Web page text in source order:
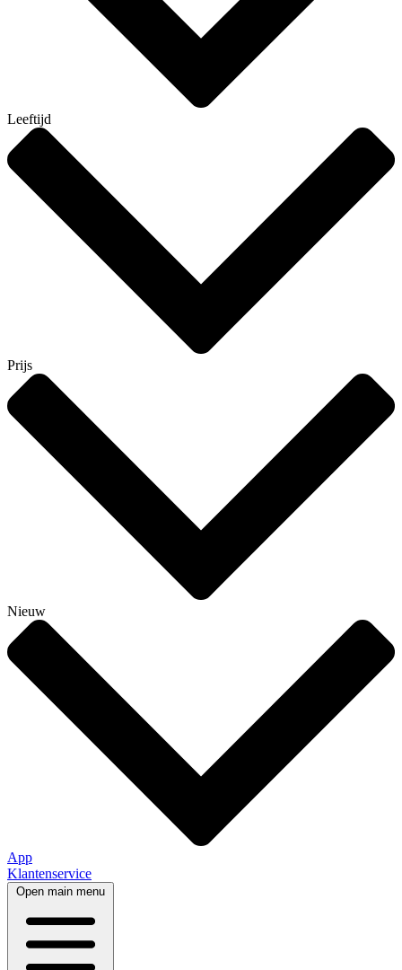
Leeftijd
Prijs
Nieuw
App
Klantenservice
Open main menu